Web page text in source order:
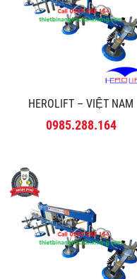
HEROLIFT – VIỆT NAM
0985.288.164